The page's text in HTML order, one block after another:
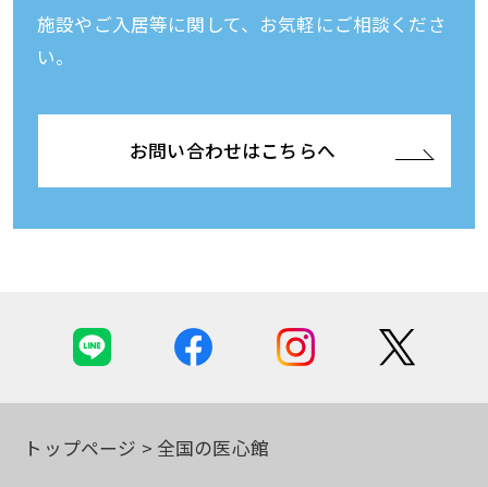
施設やご入居等に関して、お気軽にご相談くださ
い。
お問い合わせはこちらへ
トップページ 全国の医心館